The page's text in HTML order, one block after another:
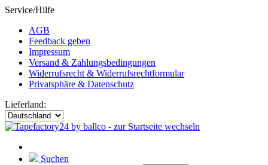
Service/Hilfe
AGB
Feedback geben
Impressum
Versand & Zahlungsbedingungen
Widerrufsrecht & Widerrufsrechtformular
Privatsphäre & Datenschutz
Lieferland:
Suchen